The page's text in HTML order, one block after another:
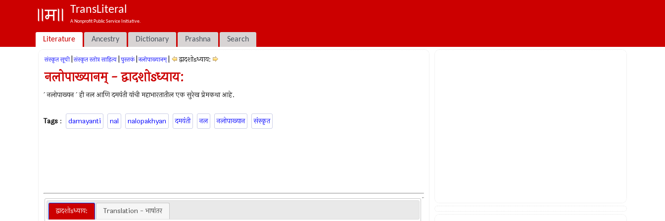
TransLiteral
A Nonprofit Public Service Initiative.
Literature Ancestry Dictionary Prashna Search
संस्कृत सूची संस्कृत स्तोत्र साहित्य पुस्तकं नलोपाख्यानम् द्वादशोsध्याय:
नलोपाख्यानम् - द्वादशोsध्याय:
` नलोपाख्यन ` ही नल आणि दमयंती यांची महाभारतातील एक सुरेख प्रेमकथा आहे.
Tags : damayanti nal nalopakhyan दमयंती नल नलोपाख्यान संस्कृत
द्वादशोsध्याय: Translation - भाषांतर